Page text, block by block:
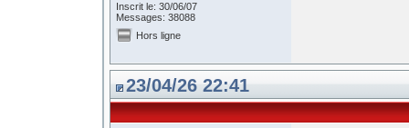
Inscrit le: 30/06/07
Messages: 38088
Hors ligne
23/04/26 22:41